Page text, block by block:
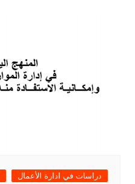
دراسات في ادارة الأعمال